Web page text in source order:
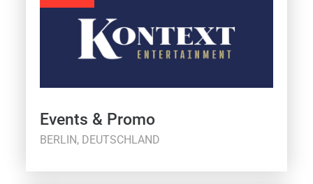
Events & Promo
BERLIN, DEUTSCHLAND